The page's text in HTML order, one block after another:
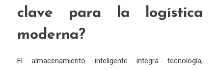
clave para la logística
moderna?
El almacenamiento inteligente integra tecnología,